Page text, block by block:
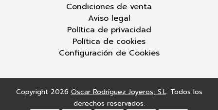
Condiciones de venta
Aviso legal
Política de privacidad
Política de cookies
Configuración de Cookies
Copyright 2026 Oscar Rodríguez Joyeros, S.L. Todos los
derechos reservados.